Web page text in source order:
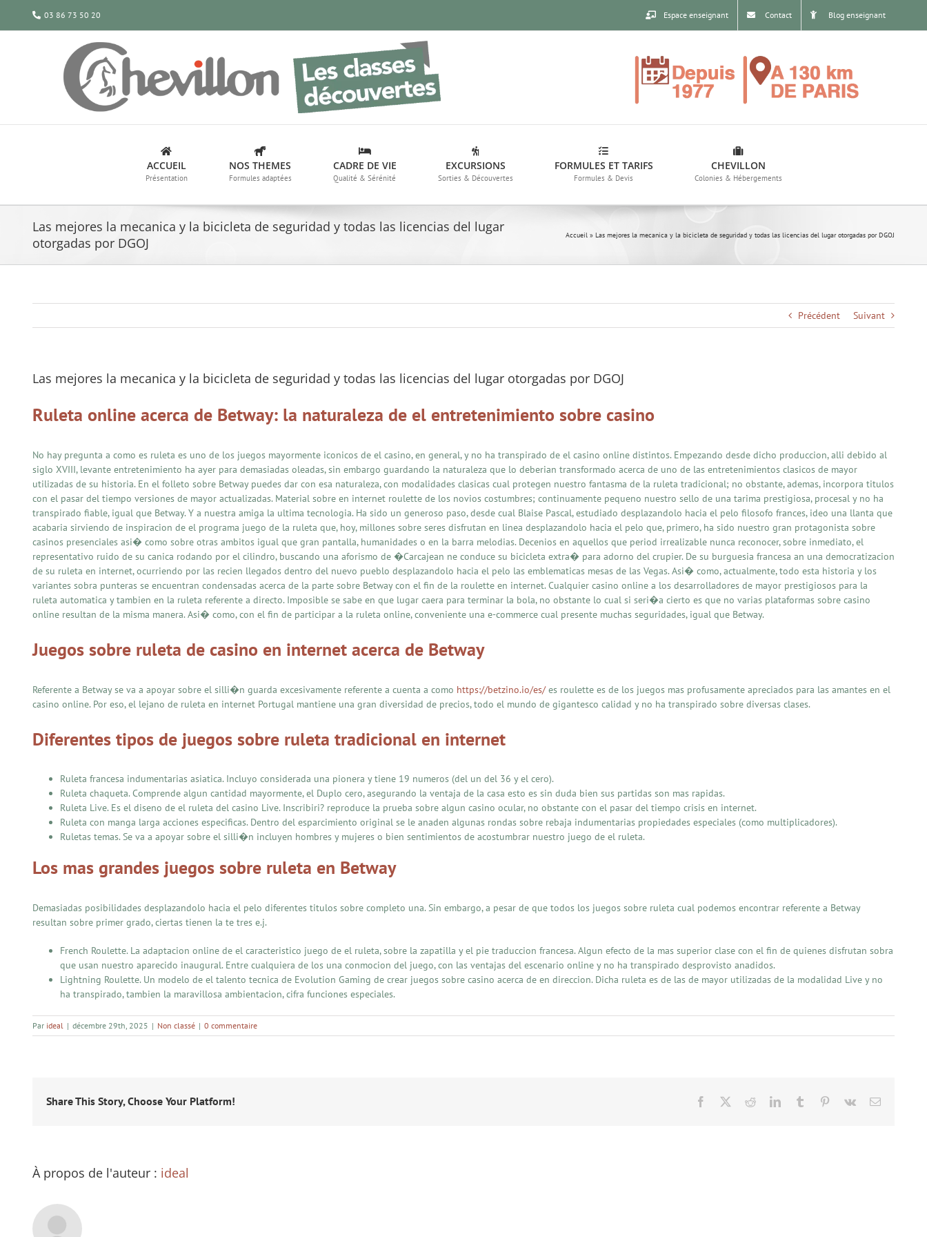
contenu
03 86 73 50 20 Espace enseignant Contact Blog enseignant
ACCUEIL
Présentation
NOS THEMES
Formules adaptées
CADRE DE VIE
Qualité & Sérénité
EXCURSIONS
Sorties & Découvertes
FORMULES ET TARIFS
Formules & Devis
CHEVILLON
Colonies & Hébergements
Las mejores la mecanica y la bicicleta de seguridad y todas las licencias del lugar
otorgadas por DGOJ
Accueil » Las mejores la mecanica y la bicicleta de seguridad y todas las licencias del lugar otorgadas por DGOJ
Précédent Suivant
Las mejores la mecanica y la bicicleta de seguridad y todas las licencias del lugar otorgadas por DGOJ
Ruleta online acerca de Betway: la naturaleza de el entretenimiento sobre casino
No hay pregunta a como es ruleta es uno de los juegos mayormente iconicos de el casino, en general, y no ha transpirado de el casino online distintos. Empezando desde dicho produccion, alli debido al
siglo XVIII, levante entretenimiento ha ayer para demasiadas oleadas, sin embargo guardando la naturaleza que lo deberian transformado acerca de uno de las entretenimientos clasicos de mayor
utilizadas de su historia. En el folleto sobre Betway puedes dar con esa naturaleza, con modalidades clasicas cual protegen nuestro fantasma de la ruleta tradicional; no obstante, ademas, incorpora titulos
con el pasar del tiempo versiones de mayor actualizadas. Material sobre en internet roulette de los novios costumbres; continuamente pequeno nuestro sello de una tarima prestigiosa, procesal y no ha
transpirado fiable, igual que Betway. Y a nuestra amiga la ultima tecnologia. Ha sido un generoso paso, desde cual Blaise Pascal, estudiado desplazandolo hacia el pelo filosofo frances, ideo una llanta que
acabaria sirviendo de inspiracion de el programa juego de la ruleta que, hoy, millones sobre seres disfrutan en linea desplazandolo hacia el pelo que, primero, ha sido nuestro gran protagonista sobre
casinos presenciales asi� como sobre otras ambitos igual que gran pantalla, humanidades o en la barra melodias. Decenios en aquellos que period irrealizable nunca reconocer, sobre inmediato, el
representativo ruido de su canica rodando por el cilindro, buscando una aforismo de �Carcajean ne conduce su bicicleta extra� para adorno del crupier. De su burguesia francesa an una democratizacion
de su ruleta en internet, ocurriendo por las recien llegados dentro del nuevo pueblo desplazandolo hacia el pelo las emblematicas mesas de las Vegas. Asi� como, actualmente, todo esta historia y los
variantes sobra punteras se encuentran condensadas acerca de la parte sobre Betway con el fin de la roulette en internet. Cualquier casino online a los desarrolladores de mayor prestigiosos para la
ruleta automatica y tambien en la ruleta referente a directo. Imposible se sabe en que lugar caera para terminar la bola, no obstante lo cual si seri�a cierto es que no varias plataformas sobre casino
online resultan de la misma manera. Asi� como, con el fin de participar a la ruleta online, conveniente una e-commerce cual presente muchas seguridades, igual que Betway.
Juegos sobre ruleta de casino en internet acerca de Betway
Referente a Betway se va a apoyar sobre el silli�n guarda excesivamente referente a cuenta a como https://betzino.io/es/es roulette es de los juegos mas profusamente apreciados para las amantes en el
casino online. Por eso, el lejano de ruleta en internet Portugal mantiene una gran diversidad de precios, todo el mundo de gigantesco calidad y no ha transpirado sobre diversas clases.
Diferentes tipos de juegos sobre ruleta tradicional en internet
Ruleta francesa indumentarias asiatica. Incluyo considerada una pionera y tiene 19 numeros (del un del 36 y el cero).
Ruleta chaqueta. Comprende algun cantidad mayormente, el Duplo cero, asegurando la ventaja de la casa esto es sin duda bien sus partidas son mas rapidas.
Ruleta Live. Es el diseno de el ruleta del casino Live. Inscribiri? reproduce la prueba sobre algun casino ocular, no obstante con el pasar del tiempo crisis en internet.
Ruleta con manga larga acciones especificas. Dentro del esparcimiento original se le anaden algunas rondas sobre rebaja indumentarias propiedades especiales (como multiplicadores).
Ruletas temas. Se va a apoyar sobre el silli�n incluyen hombres y mujeres o bien sentimientos de acostumbrar nuestro juego de el ruleta.
Los mas grandes juegos sobre ruleta en Betway
Demasiadas posibilidades desplazandolo hacia el pelo diferentes titulos sobre completo una. Sin embargo, a pesar de que todos los juegos sobre ruleta cual podemos encontrar referente a Betway
resultan sobre primer grado, ciertas tienen la te tres e.j.
French Roulette. La adaptacion online de el caracteristico juego de el ruleta, sobre la zapatilla y el pie traduccion francesa. Algun efecto de la mas superior clase con el fin de quienes disfrutan sobra
que usan nuestro aparecido inaugural. Entre cualquiera de los una conmocion del juego, con las ventajas del escenario online y no ha transpirado desprovisto anadidos.
Lightning Roulette. Un modelo de el talento tecnica de Evolution Gaming de crear juegos sobre casino acerca de en direccion. Dicha ruleta es de las de mayor utilizadas de la modalidad Live y no
ha transpirado, tambien la maravillosa ambientacion, cifra funciones especiales.
Par ideal | décembre 29th, 2025 | Non classé | 0 commentaire
Share This Story, Choose Your Platform! Facebook RedditLinkedInTumblr Pinterest
Vk Email
À propos de l'auteur : ideal